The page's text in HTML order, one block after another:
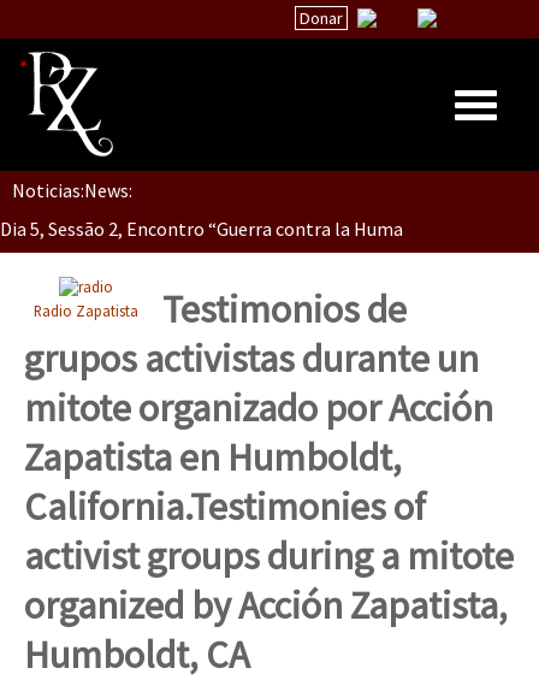
Donar
Inicio
Quiénes Somos
La palabra del EZLN
TEMAS
Chiapas
México
Latinoamérica
Mundo
EZLN
La Sexta
Noticias:News:
Dia 5, Sessão 2, Encontro “Guerra contra la Humanidad”
Dia 5, sessão 1, do Encontro “Guerra contra a Humanidade”(As
Dia 4 – Encontro “Guerra contra a Humanidade” (As populações
Dia 3 do Encontro “Guerra contra a Humanidade”
Dia 2 do Encontro “Guerra contra a Humanidad”
Dia 1: Encontro “Guerra contra a Humanidade”
Radio Zapatista
Testimonios de
grupos activistas durante un
mitote organizado por Acción
Zapatista en Humboldt,
California.Testimonies of
activist groups during a mitote
organized by Acción Zapatista,
Humboldt, CA